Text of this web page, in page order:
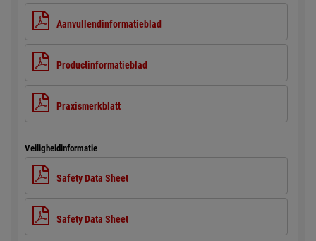
Aanvullendinformatieblad
Productinformatieblad
Praxismerkblatt
Veiligheidinformatie
Safety Data Sheet
Safety Data Sheet